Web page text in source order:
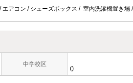
アコン / シューズボックス / 室内洗濯機置き場 /
中学校区
()